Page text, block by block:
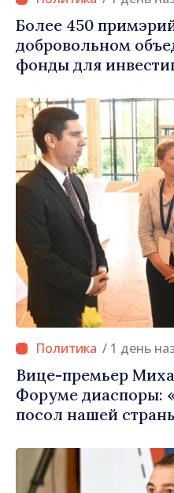
Более 450
добровольном
фонды для
населённым
развиваться»
/ 1 день
Вице-премьер
Форуме диаспоры:
посол нашей
Молдова»